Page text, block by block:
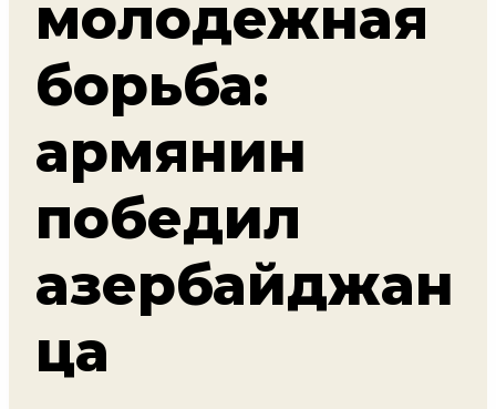
молодежная
борьба:
армянин
победил
азербайджан
ца